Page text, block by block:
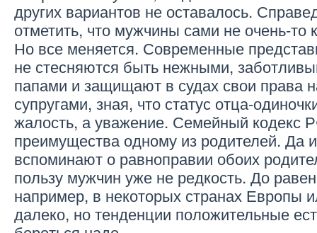
других вариантов не оставалось.
отметить, что мужчины сами не очень-то
Но все меняется. Современные
не стесняются быть нежными,
папами и защищают в судах свои права
супругами, зная, что статус отца-
жалость, а уважение. Семейный кодекс
преимущества одному из родителей. Да
вспоминают о равноправии обоих
пользу мужчин уже не редкость. До
например, в некоторых странах
далеко, но тенденции положительные